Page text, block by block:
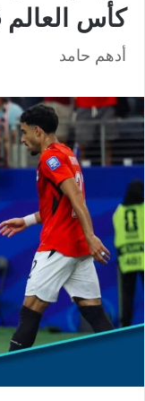
كأس العالم 2026
أدهم حامد